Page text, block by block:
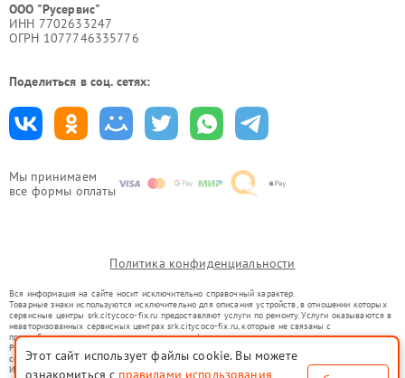
Мы принимаем
все формы оплаты
ООО "Русервис"
ИНН 7702633247
ОГРН 1077746335776
Поделиться в соц. сетях:
Политика конфиденциальности
Вся информация на сайте носит исключительно справочный характер.
Товарные знаки используются исключительно для описания устройств, в отношении которых
сервисные центры srk.citycoco-fix.ru предоставляют услуги по ремонту. Услуги оказываются в
неавторизованных сервисных центрах srk.citycoco-fix.ru, которые не связаны с
правообладателями товарных знаков или их официальными представителями.
Ремонт осуществляется для устройств, уже введенных в гражданский оборот в соответствии
со статьей 1487 ГК РФ.
Использование товарных знаков не преследует цели индивидуализации услуг или введения
Этот сайт использует файлы cookie. Вы можете
ознакомиться с правилами использования